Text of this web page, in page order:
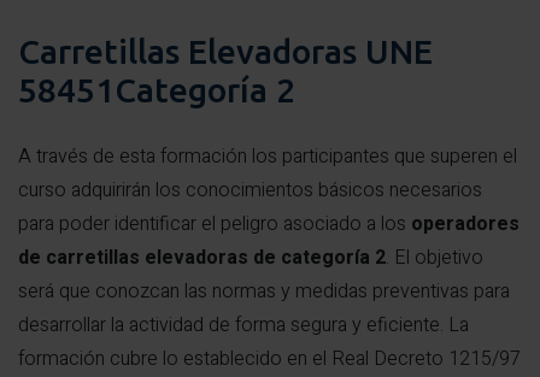
Carretillas Elevadoras UNE
58451Categoría 2
A través de esta formación los participantes que superen el
curso adquirirán los conocimientos básicos necesarios
para poder identificar el peligro asociado a los operadores
de carretillas elevadoras de categoría 2. El objetivo
será que conozcan las normas y medidas preventivas para
desarrollar la actividad de forma segura y eficiente. La
formación cubre lo establecido en el Real Decreto 1215/97